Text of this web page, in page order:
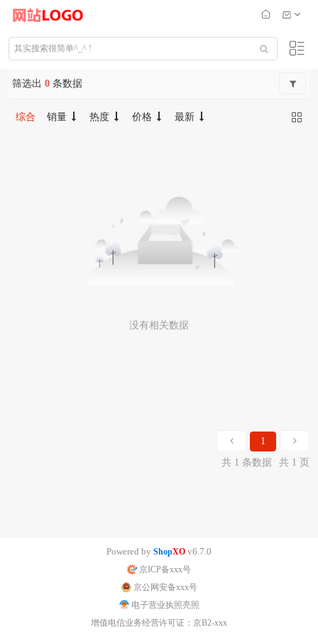
筛选出 0 条数据
综合 销量 热度 价格 最新
没有相关数据
1
共 1 条数据
共 1 页
Powered by ShopXO v6.7.0
京ICP备xxx号
京公网安备xxx号
电子营业执照亮照
增值电信业务经营许可证：京B2-xxx